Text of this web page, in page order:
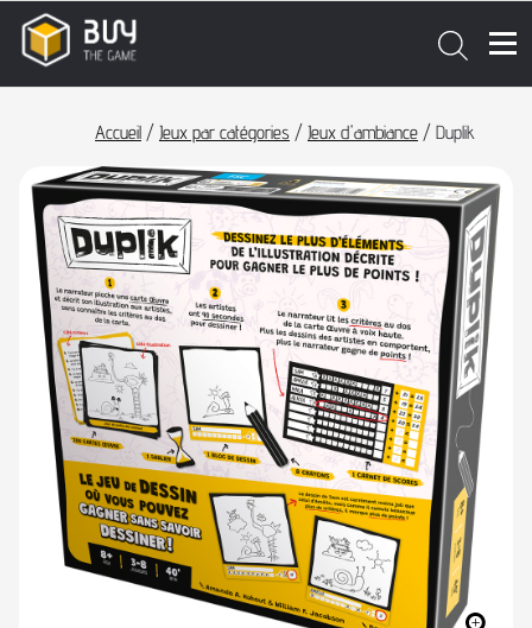
Accueil / Jeux par catégories / Jeux d'ambiance / Duplik